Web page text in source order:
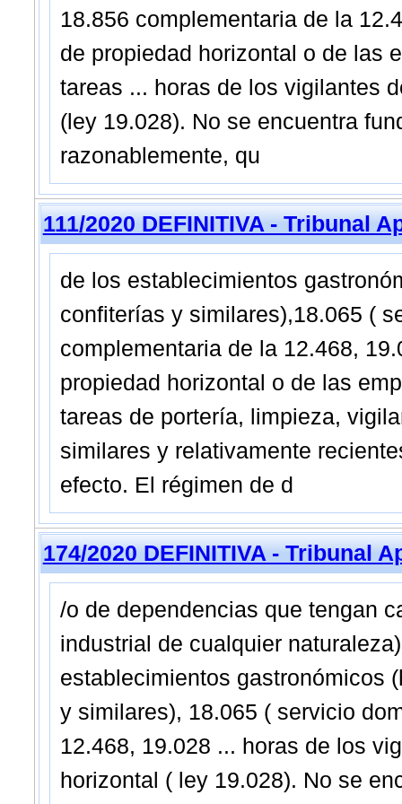
18.856 complementaria de la
de propiedad horizontal o de las
tareas ... horas de los vigilantes
(ley 19.028). No se encuentra
razonablemente, qu
111/2020 DEFINITIVA - Tribunal
de los establecimientos
confiterías y similares),18.065 (
complementaria de la 12.468,
propiedad horizontal o de las
tareas de portería, limpieza,
similares y relativamente
efecto. El régimen de d
174/2020 DEFINITIVA - Tribunal
/o de dependencias que tengan
industrial de cualquier
establecimientos gastronómicos
y similares), 18.065 ( servicio
12.468, 19.028 ... horas de los
horizontal ( ley 19.028). No se